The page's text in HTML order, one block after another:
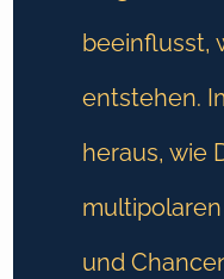
beeinflusst,
entstehen.
heraus, wie
und